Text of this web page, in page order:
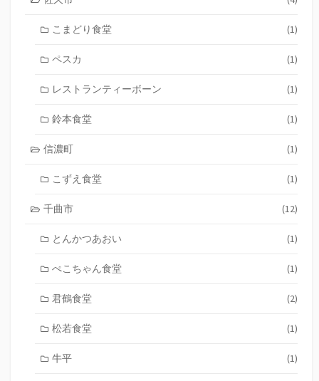
こまどり食堂 (1)
ペスカ (1)
レストランティーボーン (1)
鈴本食堂 (1)
信濃町 (1)
こずえ食堂 (1)
千曲市 (12)
とんかつあおい (1)
ぺこちゃん食堂 (1)
君鶴食堂 (2)
松若食堂 (1)
牛平 (1)